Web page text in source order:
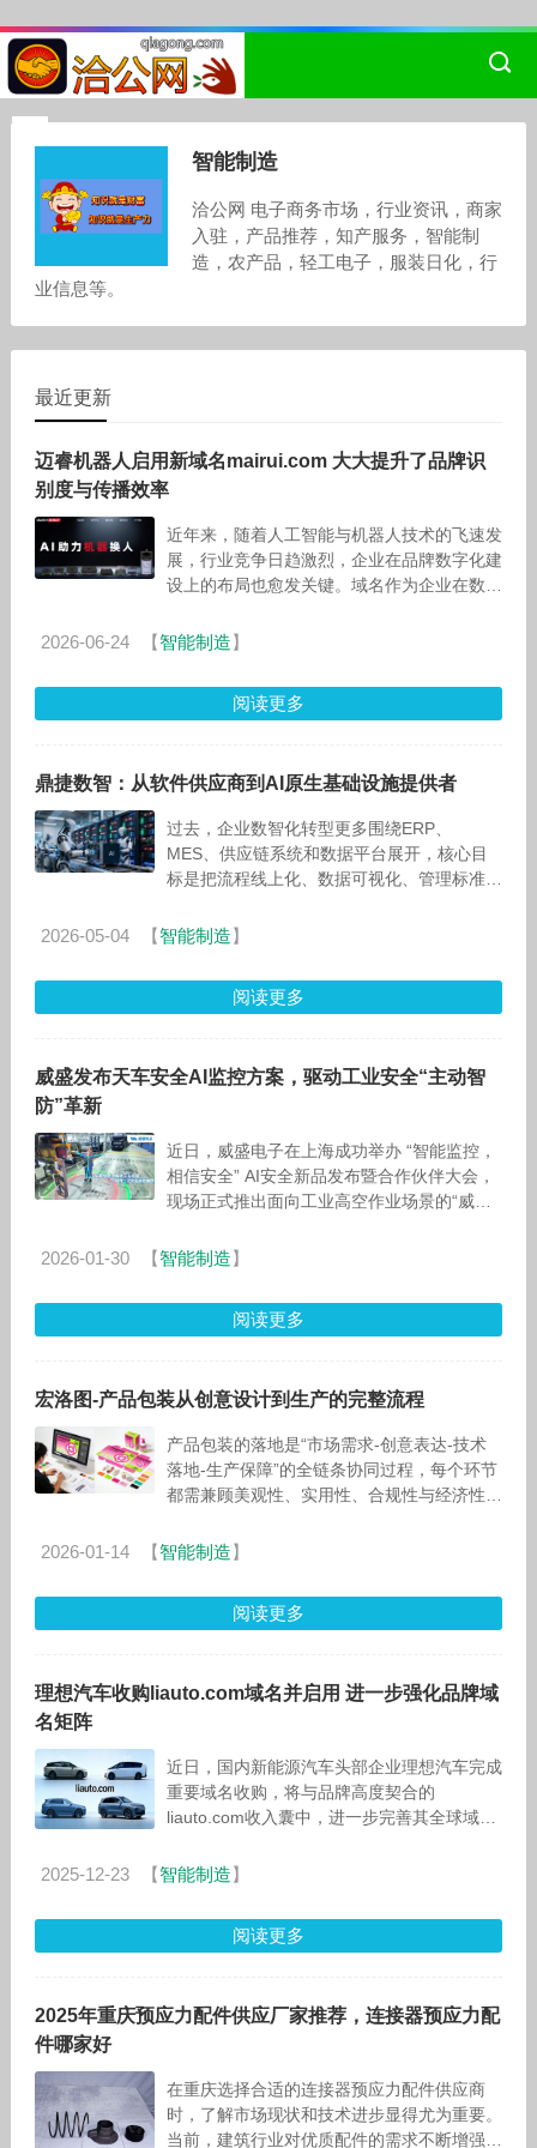
智能制造
洽公网 电子商务市场，行业资讯，商家
入驻，产品推荐，知产服务，智能制
造，农产品，轻工电子，服装日化，行
业信息等。
最近更新
迈睿机器人启用新域名mairui.com 大大提升了品牌识
别度与传播效率
近年来，随着人工智能与机器人技术的飞速发
展，行业竞争日趋激烈，企业在品牌数字化建
设上的布局也愈发关键。域名作为企业在数字
有的战略高度。
2026-06-24 【智能制造】
阅读更多
鼎捷数智：从软件供应商到AI原生基础设施提供者
过去，企业数智化转型更多围绕ERP、
MES、供应链系统和数据平台展开，核心目
标是把流程线上化、数据可视化、管理标准
统“上系统、采数据、建模型”的路径已不足
2026-05-04 【智能制造】
阅读更多
威盛发布天车安全AI监控方案，驱动工业安全“主动智
防”革新
近日，威盛电子在上海成功举办 “智能监控，
相信安全” AI安全新品发布暨合作伙伴大会，
现场正式推出面向工业高空作业场景的“威盛
安全
2026-01-30 【智能制造】
阅读更多
宏洛图-产品包装从创意设计到生产的完整流程
产品包装的落地是“市场需求-创意表达-技术
落地-生产保障”的全链条协同过程，每个环节
都需兼顾美观性、实用性、合规性与经济性。
合美妆、保健品、洗护等常见品类
2026-01-14 【智能制造】
阅读更多
理想汽车收购liauto.com域名并启用 进一步强化品牌域
名矩阵
近日，国内新能源汽车头部企业理想汽车完成
重要域名收购，将与品牌高度契合的
liauto.com收入囊中，进一步完善其全球域名
名矩阵，也成为域名交易市场中品牌
2025-12-23 【智能制造】
阅读更多
2025年重庆预应力配件供应厂家推荐，连接器预应力配
件哪家好
在重庆选择合适的连接器预应力配件供应商
时，了解市场现状和技术进步显得尤为重要。
当前，建筑行业对优质配件的需求不断增强，